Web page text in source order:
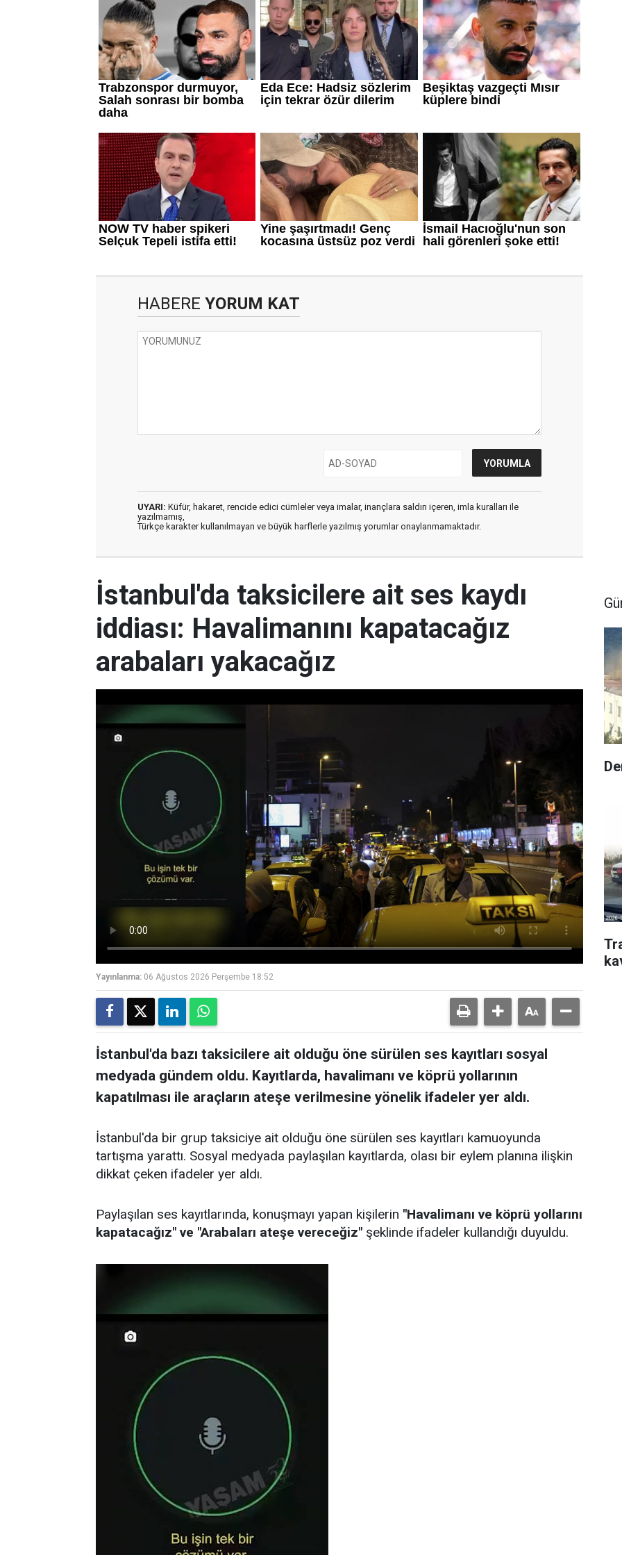
HABERE YORUM KAT
UYARI: Küfür, hakaret, rencide edici cümleler veya imalar, inançlara saldırı içeren, imla kuralları ile
yazılmamış,
Türkçe karakter kullanılmayan ve büyük harflerle yazılmış yorumlar onaylanmamaktadır.
İstanbul'da taksicilere ait ses kaydı
iddiası: Havalimanını kapatacağız
arabaları yakacağız
Yayınlanma: 06 Ağustos 2026 Perşembe 18:52
İstanbul'da bazı taksicilere ait olduğu öne sürülen ses kayıtları sosyal
medyada gündem oldu. Kayıtlarda, havalimanı ve köprü yollarının
kapatılması ile araçların ateşe verilmesine yönelik ifadeler yer aldı.
İstanbul'da bir grup taksiciye ait olduğu öne sürülen ses kayıtları kamuoyunda
tartışma yarattı. Sosyal medyada paylaşılan kayıtlarda, olası bir eylem planına ilişkin
dikkat çeken ifadeler yer aldı.
Paylaşılan ses kayıtlarında, konuşmayı yapan kişilerin "Havalimanı ve köprü yollarını
kapatacağız" ve "Arabaları ateşe vereceğiz" şeklinde ifadeler kullandığı duyuldu.